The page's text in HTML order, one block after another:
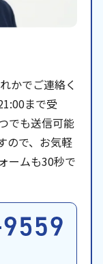
かでご連絡く
まで受
でも送信可能
ので、お気軽
ームも30秒で